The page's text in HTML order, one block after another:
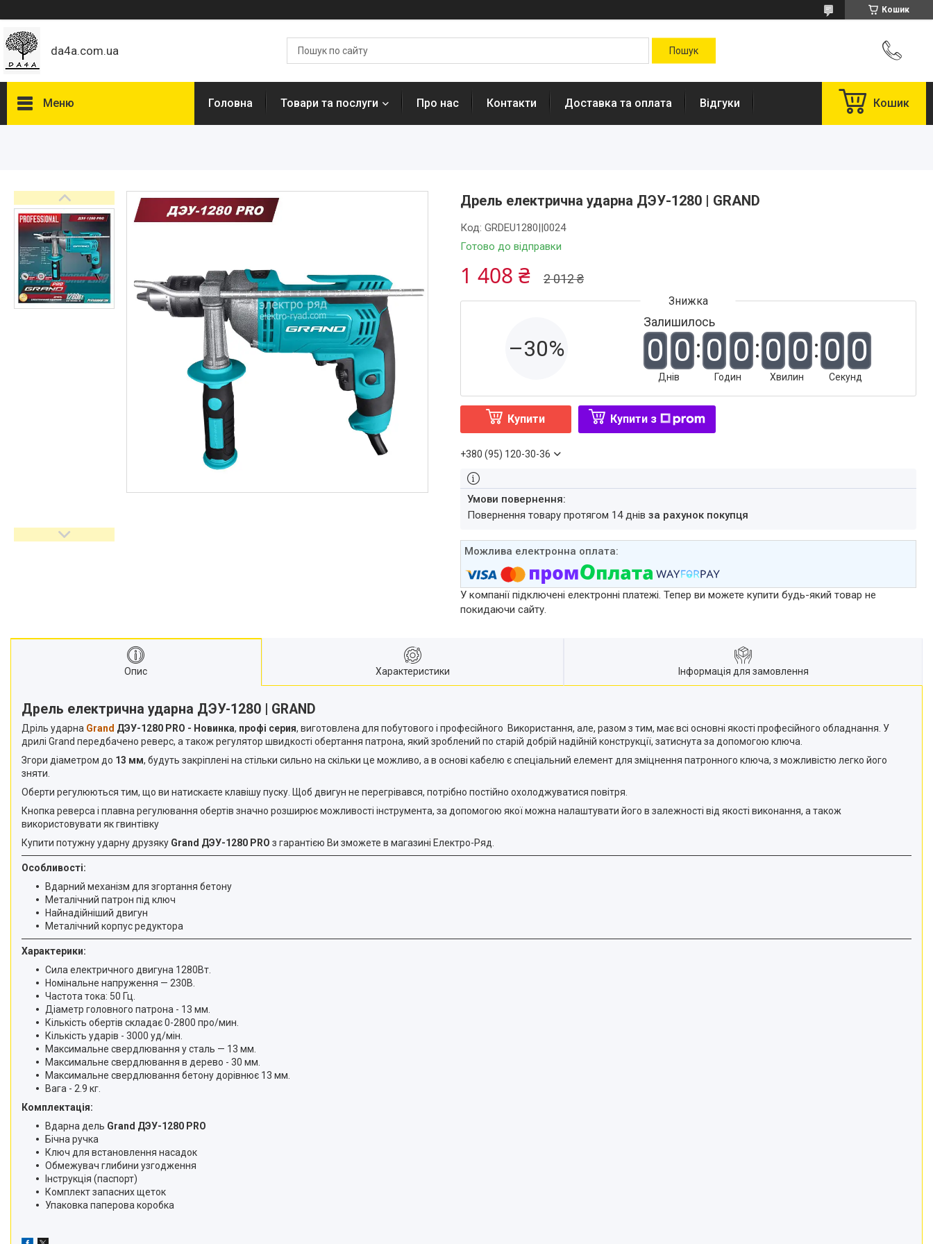
Кошик
da4a.com.ua
Меню
Відгуки
Доставка та оплата
Дропшиппінг
Головна Товари та послуги Про нас Контакти Доставка та оплата Відгуки Кошик
Дрель електрична ударна ДЭУ-1280 | GRAND
Готово до відправки
Код: GRDEU1280||0024
2 012 ₴
1 408 ₴
–30%
Залишилось
0 0
Днів
0 0
Годин
0 0
Хвилин
0 0
Секунд
Купити Купити з
+380 (95) 120-30-36
повернення товару протягом 14 днів за рахунок покупця
У компанії підключені електронні платежі. Тепер ви можете купити будь-який товар не
покидаючи сайту.
Опис Характеристики Інформація для замовлення
Дрель електрична ударна ДЭУ-1280 | GRAND
Дріль ударна Grand ДЭУ-1280 PRO - Новинка, профі серия, виготовлена для побутового і професійного Використання, але, разом з тим, має всі основні якості професійного обладнання. У
дрилі Grand передбачено реверс, а також регулятор швидкості обертання патрона, який зроблений по старій добрій надійній конструкції, затиснута за допомогою ключа.
Згори діаметром до 13 мм, будуть закріплені на стільки сильно на скільки це можливо, а в основі кабелю є спеціальний елемент для зміцнення патронного ключа, з можливістю легко його
зняти.
Оберти регулюються тим, що ви натискаєте клавішу пуску. Щоб двигун не перегрівався, потрібно постійно охолоджуватися повітря.
Кнопка реверса і плавна регулювання обертів значно розширює можливості інструмента, за допомогою якої можна налаштувати його в залежності від якості виконання, а також
використовувати як гвинтівку
Купити потужну ударну друзяку Grand ДЭУ-1280 PRO з гарантією Ви зможете в магазині Електро-Ряд.
Особливості:
Вдарний механізм для згортання бетону
Металічний патрон під ключ
Найнадійніший двигун
Металічний корпус редуктора
Характерики:
Сила електричного двигуна 1280Вт.
Номінальне напруження — 230В.
Частота тока: 50 Гц.
Діаметр головного патрона - 13 мм.
Кількість обертів складає 0-2800 про/мин.
Кількість ударів - 3000 уд/мін.
Максимальне свердлювання у сталь — 13 мм.
Максимальне свердлювання в дерево - 30 мм.
Максимальне свердлювання бетону дорівнює 13 мм.
Вага - 2.9 кг.
Комплектація:
Вдарна дель Grand ДЭУ-1280 PRO
Бічна ручка
Ключ для встановлення насадок
Обмежувач глибини узгодження
Інструкція (паспорт)
Комплект запасних щеток
Упаковка паперова коробка